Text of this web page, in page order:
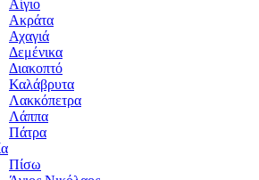
Αίγιο
Ακράτα
Αχαγιά
Δεμένικα
Διακοπτό
Καλάβρυτα
Λακκόπετρα
Λάππα
Πάτρα
Πίσω